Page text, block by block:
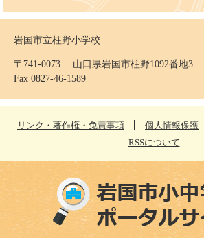
岩国市立柱野小学校
〒741-0073 山口県岩国市柱野1092番地
Fax 0827-46-1589
リンク・著作権・免責事項 個人情報保護
RSSについて